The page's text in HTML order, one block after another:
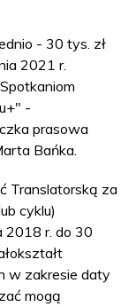
- 30 tys. zł
2021 r.
-
prasowa
Bańka.
Translatorską za
cyklu)
2018 r. do 30
w zakresie daty
mogą